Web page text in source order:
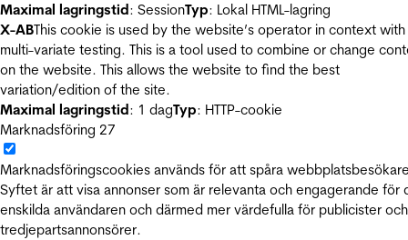
Maximal lagringstid: SessionTyp: Lokal HTML-lagring
X-ABThis cookie is used by the website’s operator in context with
multi-variate testing. This is a tool used to combine or change
on the website. This allows the website to find the best
variation/edition of the site.
Maximal lagringstid: 1 dagTyp: HTTP-cookie
Marknadsföring 27
Marknadsföringscookies används för att spåra
Syftet är att visa annonser som är relevanta och engagerande för
enskilda användaren och därmed mer värdefulla för publicister och
tredjepartsannonsörer.